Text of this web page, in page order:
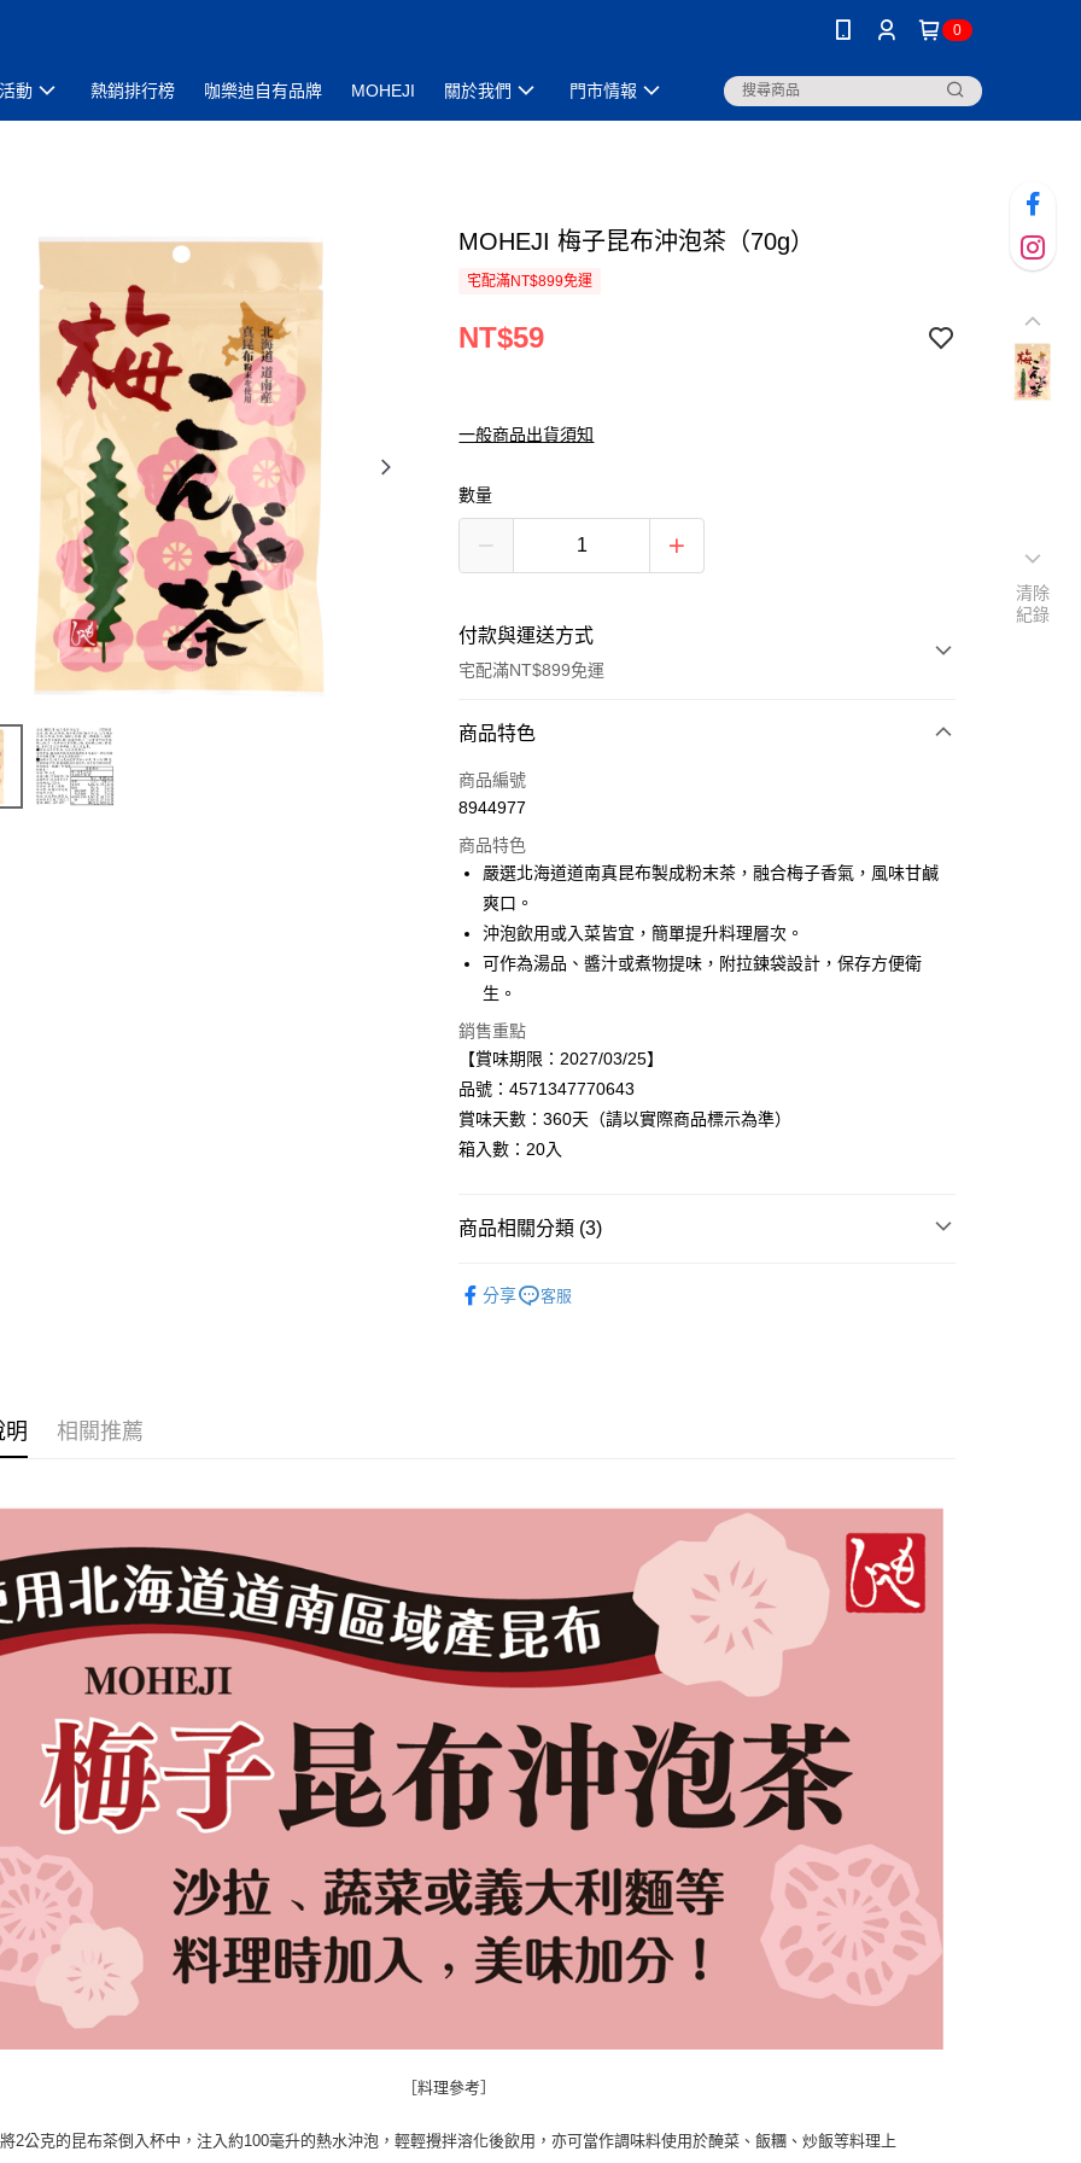
0
動 熱銷排行榜 咖樂迪自有品牌 MOHEJI 關於我們 門市情報
MOHEJI 梅子昆布沖泡茶（70g）
宅配滿NT$899免運
NT$59
一般商品出貨須知
數量
付款與運送方式
宅配滿NT$899免運
付款方式
信用卡一次付款
Apple Pay
街口支付
悠遊付
Google Pay
全盈+PAY
AFTEE先享後付
相關說明
【關於「AFTEE先享後付」】
AFTEE先享後付是「在收到商品之後才付款」的支付方式。 讓您購物簡單
２．便利：只要手機號碼，簡訊認證，即可結帳。
【「AFTEE先享後付」結帳流程】
是否繳費成功／繳費後需取消欲退款等相關疑問，請聯繫「AFTEE先享後
https://netprotections.freshdesk.com/support/home
１．透過由恩沛科技股份有限公司提供之「AFTEE先享後付」服務完成之
交易，需依本服務之必要範圍內提供個人資料，並將交易相關給付款項請
求債權轉讓予恩沛科技股份有限公司。
２．關於個人資料處理事宜，請瀏覽以下網址：
https://aftee.tw/terms/#terms3
「AFTEE先享後付」，若未經同意申辦者引起之損失，本公司不負相關責
任。
４．使用「AFTEE先享後付」時，將依據個別帳號之用戶狀況，依本公司
即時審查核予不同之上限額度；若仍有額度不足之情形，本公司將視審查
結果請求用戶進行身份認證。
５．嚴禁一人註冊多個帳號或使用他人資訊註冊。若發現惡意使用之情
形，恩沛科技股份有限公司將有權停止該用戶之使用額度並採取法律行
動。
宅配
商品特色
商品編號
8944977
商品特色
嚴選北海道道南真昆布製成粉末茶，融合梅子香氣，風味甘鹹
爽口。
沖泡飲用或入菜皆宜，簡單提升料理層次。
可作為湯品、醬汁或煮物提味，附拉鍊袋設計，保存方便衛
生。
銷售重點
【賞味期限：2027/03/25】
品號：4571347770643
賞味天數：360天（請以實際商品標示為準）
箱入數：20入
商品相關分類 (3)
分享 客服
明 相關推薦
［料理參考］
將2公克的昆布茶倒入杯中，注入約100毫升的熱水沖泡，輕輕攪拌溶化後飲用，亦可當作調味料使用於醃菜、飯糰、炒飯等料理上
清除
紀錄